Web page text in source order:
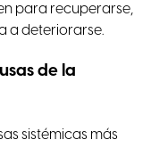
para recuperarse,
a deteriorarse.
de la
sistémicas más